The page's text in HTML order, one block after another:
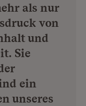
als nur
von
und
Sie
ein
unseres